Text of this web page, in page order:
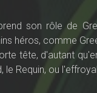
son rôle de
héros, comme
tête, d'autant
Requin, ou